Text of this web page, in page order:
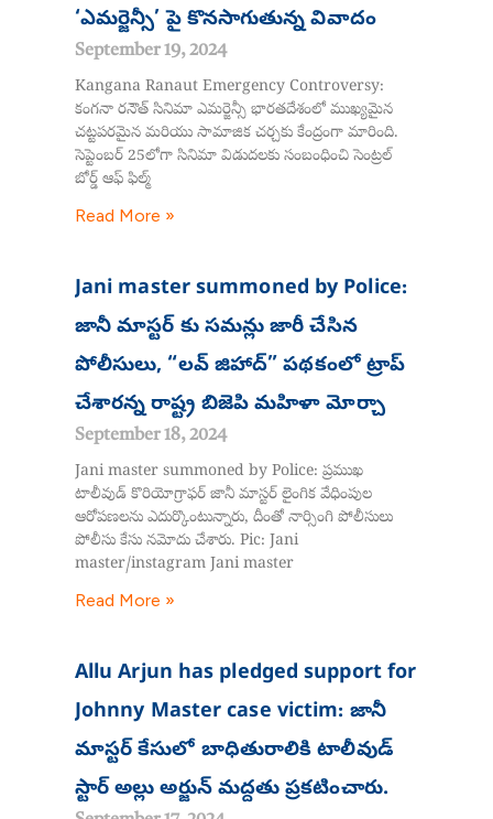
‘ఎమర్జెన్సీ’ పై కొనసాగుతున్న వివాదం
September 19, 2024
Kangana Ranaut Emergency Controversy:
కంగనా రనౌత్ సినిమా ఎమర్జెన్సీ భారతదేశంలో ముఖ్యమైన
చట్టపరమైన మరియు సామాజిక చర్చకు కేంద్రంగా మారింది.
సెప్టెంబర్ 25లోగా సినిమా విడుదలకు సంబంధించి సెంట్రల్
బోర్డ్ ఆఫ్ ఫిల్మ్
Read More »
Jani master summoned by Police:
జానీ మాస్టర్ కు సమన్లు జారీ చేసిన
పోలీసులు, “లవ్ జిహాద్” పథకంలో ట్రాప్
చేశారన్న రాష్ట్ర బిజెపి మహిళా మోర్చా
September 18, 2024
Jani master summoned by Police: ప్రముఖ
టాలీవుడ్ కొరియోగ్రాఫర్ జానీ మాస్టర్ లైంగిక వేధింపుల
ఆరోపణలను ఎదుర్కొంటున్నారు, దీంతో నార్సింగి పోలీసులు
పోలీసు కేసు నమోదు చేశారు. Pic: Jani
master/instagram Jani master
Read More »
Allu Arjun has pledged support for
Johnny Master case victim: జానీ
మాస్టర్ కేసులో బాధితురాలికి టాలీవుడ్
స్టార్ అల్లు అర్జున్ మద్దతు ప్రకటించారు.